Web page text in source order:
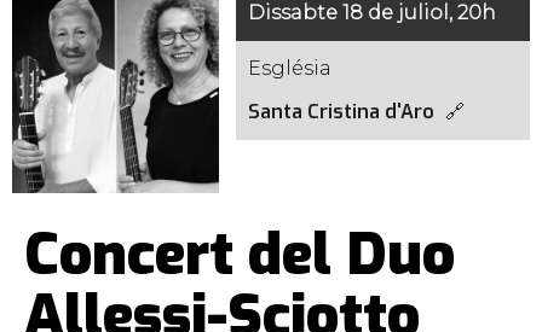
Dissabte 18 de juliol, 20h
Església
Santa Cristina d'Aro
Concert del Duo
Allessi-Sciotto